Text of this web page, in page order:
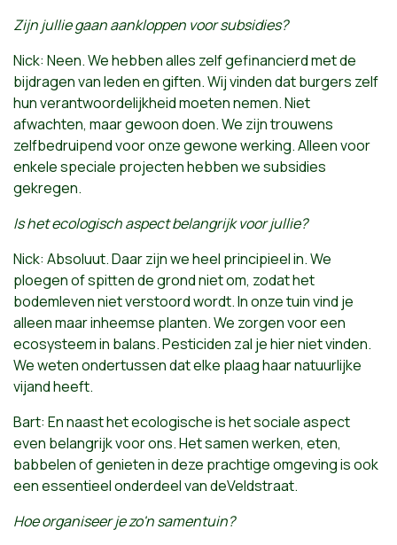
Zijn jullie gaan aankloppen voor subsidies?
Nick: Neen. We hebben alles zelf gefinancierd met de
bijdragen van leden en giften. Wij vinden dat burgers zelf
hun verantwoordelijkheid moeten nemen. Niet
afwachten, maar gewoon doen. We zijn trouwens
zelfbedruipend voor onze gewone werking. Alleen voor
enkele speciale projecten hebben we subsidies
gekregen.
Is het ecologisch aspect belangrijk voor jullie?
Nick: Absoluut. Daar zijn we heel principieel in. We
ploegen of spitten de grond niet om, zodat het
bodemleven niet verstoord wordt. In onze tuin vind je
alleen maar inheemse planten. We zorgen voor een
ecosysteem in balans. Pesticiden zal je hier niet vinden.
We weten ondertussen dat elke plaag haar natuurlijke
vijand heeft.
Bart: En naast het ecologische is het sociale aspect
even belangrijk voor ons. Het samen werken, eten,
babbelen of genieten in deze prachtige omgeving is ook
een essentieel onderdeel van deVeldstraat.
Hoe organiseer je zo'n samentuin?